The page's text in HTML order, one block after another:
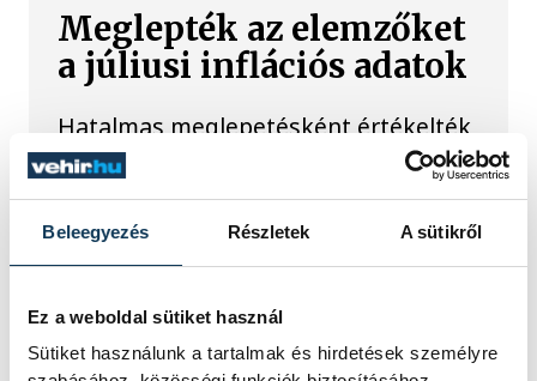
Beleegyezés Részletek A sütikről
Ez a weboldal sütiket használ
Sütiket használunk a tartalmak és hirdetések személyre
Meglepték az elemzőket
a júliusi inflációs adatok
Hatalmas meglepetésként értékelték
az elemzők a júliusi, 1,2 százalékos
inflációs adatot.
Sorra kerülnek elő
világháborús leletek az
alacsony Dunából